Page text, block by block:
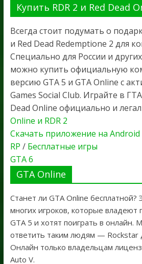
Купить RDR 2 и Red Dead
Всегда стоит подумать о
и Red Dead Redemptione 2 для
Специально для России и
можно купить официальную
версию GTA 5 и GTA Online с
Games Social Club. Играйте в
Dead Online официально и
Online и RDR 2
Скачать приложение на Android
RP / Бесплатные игры
GTA 6
GTA Online
Станет ли GTA Online бесплатной?
многих игроков, которые владеют
GTA 5 и хотят поиграть в онлайн.
ответить таким людям — Rockstar
Онлайн только владельцам
Auto V.